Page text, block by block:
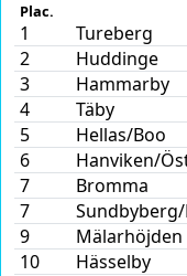
Plac.
1 Tureberg
2
Huddinge
3
Hammarby
4
Täby
5
Hellas/Boo
6
Hanviken/
7
Bromma
7
9
Mälarhöjden
10
Hässelby